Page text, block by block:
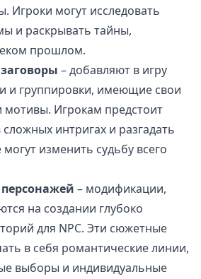
Игроки могут исследовать
и раскрывать тайны,
прошлом.
– добавляют в игру
и группировки, имеющие свои
мотивы. Игрокам предстоит
интригах и разгадать
изменить судьбу всего
– модификации,
на создании глубоко
для NPC. Эти сюжетные
в себя романтические линии,
выборы и индивидуальные